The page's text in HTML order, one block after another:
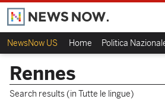
NewsNow US Home Politica
Rennes
Search results (in Tutte le lingue)